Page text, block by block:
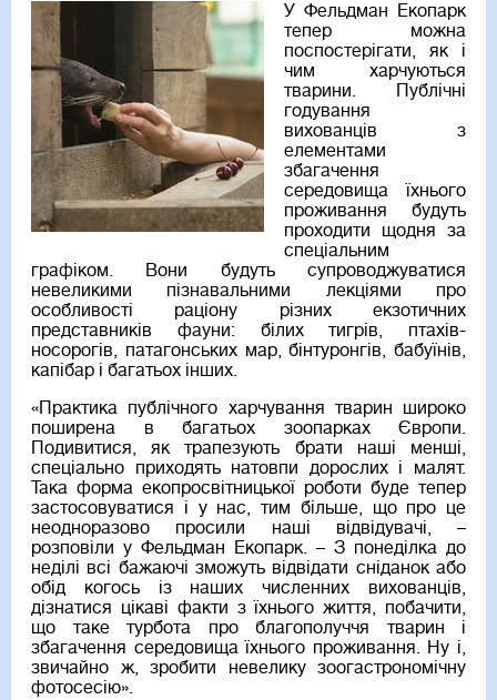
У Фельдман Екопарк
тепер можна
поспостерігати, як і
чим харчуються
тварини. Публічні
годування
вихованців з
елементами
збагачення
середовища їхнього
проживання будуть
проходити щодня за
спеціальним
графіком. Вони будуть супроводжуватися
невеликими пізнавальними лекціями про
особливості раціону різних екзотичних
представників фауни: білих тигрів, птахів-
носорогів, патагонських мар, бінтуронгів, бабуїнів,
капібар і багатьох інших.
«Практика публічного харчування тварин широко
поширена в багатьох зоопарках Європи.
Подивитися, як трапезують брати наші менші,
спеціально приходять натовпи дорослих і малят.
Така форма екопросвітницької роботи буде тепер
застосовуватися і у нас, тим більше, що про це
неодноразово просили наші відвідувачі, –
розповіли у Фельдман Екопарк. – З понеділка до
неділі всі бажаючі зможуть відвідати сніданок або
обід когось із наших численних вихованців,
дізнатися цікаві факти з їхнього життя, побачити,
що таке турбота про благополуччя тварин і
збагачення середовища їхнього проживання. Ну і,
звичайно ж, зробити невелику зоогастрономічну
фотосесію».